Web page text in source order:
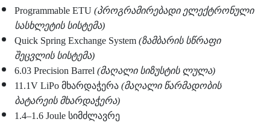
Programmable ETU (პროგრამირებადი ელექტრონული
სასხლეტის სისტემა)
Quick Spring Exchange System (ზამბარის სწრაფი
შეცვლის სისტემა)
6.03 Precision Barrel (მაღალი სიზუსტის ლულა)
11.1V LiPo მხარდაჭერა (მაღალი წარმადობის
ბატარეის მხარდაჭერა)
1.4–1.6 Joule სიმძლავრე